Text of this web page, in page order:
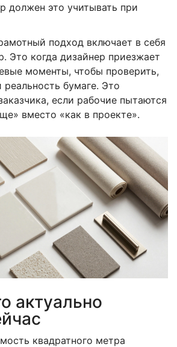
должен это учитывать при
подход включает в себя
Это когда дизайнер приезжает
моменты, чтобы проверить,
реальность бумаге. Это
если рабочие пытаются
вместо «как в проекте».
актуально
квадратного метра